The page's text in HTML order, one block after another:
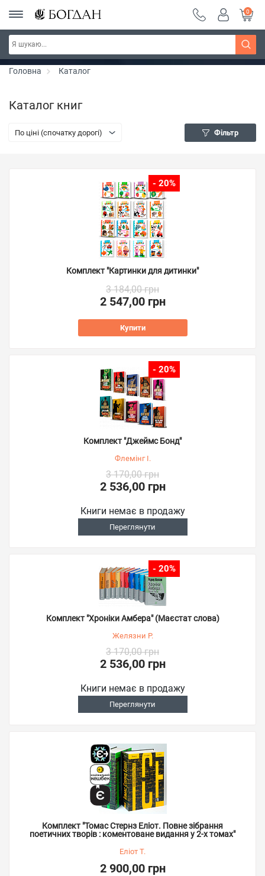
РОЗПРОДАЖ ~ 150 грн ~ 200 грн ~ 250 грн ~
300 грн ~ РОЗПРОДАЖ
Дізнатись більше
0
Головна Каталог
Каталог книг
По ціні (спочатку дорогі) Фільтр
- 20%
Комплект "Картинки для дитинки"
3 184,00 грн
2 547,00 грн
Купити
- 20%
Комплект "Джеймс Бонд"
Флемінг І.
3 170,00 грн
2 536,00 грн
Книги немає в продажу
Переглянути
- 20%
Комплект "Хроніки Амбера" (Маєстат слова)
Желязни Р.
3 170,00 грн
2 536,00 грн
Книги немає в продажу
Переглянути
Комплект "Томас Стернз Еліот. Повне зібрання
поетичних творів : коментоване видання у 2-х томах"
Еліот Т.
2 900,00 грн